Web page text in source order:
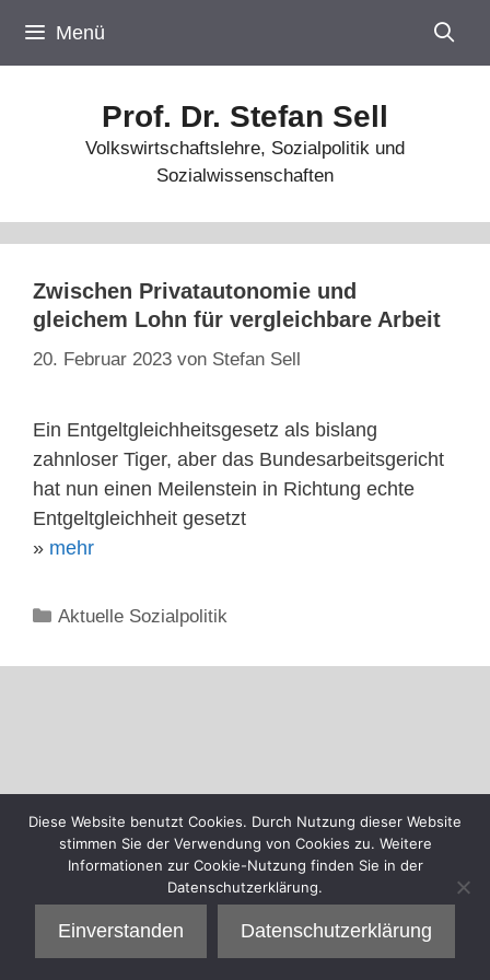
Inhalt
springen
Menü
Prof. Dr. Stefan Sell
Volkswirtschaftslehre, Sozialpolitik und
Sozialwissenschaften
Zwischen Privatautonomie und
gleichem Lohn für vergleichbare Arbeit
20. Februar 2023 von Stefan Sell
Ein Entgeltgleichheitsgesetz als bislang
zahnloser Tiger, aber das Bundesarbeitsgericht
hat nun einen Meilenstein in Richtung echte
Entgeltgleichheit gesetzt
» mehr
Kategorien
Aktuelle Sozialpolitik
Diese Website benutzt Cookies. Durch Nutzung dieser Website
stimmen Sie der Verwendung von Cookies zu. Weitere
Informationen zur Cookie-Nutzung finden Sie in der
Datenschutzerklärung.
Einverstanden Datenschutzerklärung